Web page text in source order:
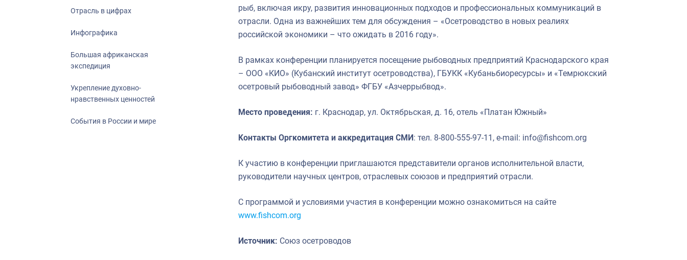
Отрасль в цифрах
Инфографика
Большая африканская
экспедиция
Укрепление духовно-
нравственных ценностей
События в России и мире
рыб, включая икру, развития инновационных подходов и профессиональных коммуникаций в
отрасли. Одна из важнейших тем для обсуждения – «Осетроводство в новых реалиях
российской экономики – что ожидать в 2016 году».
В рамках конференции планируется посещение рыбоводных предприятий Краснодарского края
– ООО «КИО» (Кубанский институт осетроводства), ГБУКК «Кубаньбиоресурсы» и «Темрюкский
осетровый рыбоводный завод» ФГБУ «Азчеррыбвод».
Место проведения: г. Краснодар, ул. Октябрьская, д. 16, отель «Платан Южный»
Контакты Оргкомитета и аккредитация СМИ: тел. 8-800-555-97-11, e-mail: info@fishcom.org
К участию в конференции приглашаются представители органов исполнительной власти,
руководители научных центров, отраслевых союзов и предприятий отрасли.
С программой и условиями участия в конференции можно ознакомиться на сайте
www.fishcom.org
Источник: Союз осетроводов